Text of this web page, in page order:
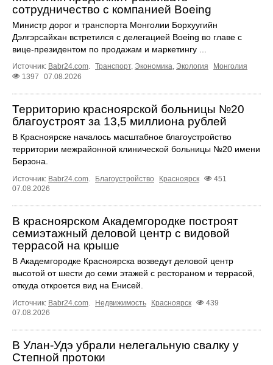
сотрудничество с компанией Boeing
Министр дорог и транспорта Монголии Борхуугийн
Дэлгэрсайхан встретился с делегацией Boeing во главе с
вице-президентом по продажам и маркетингу ...
Источник: Babr24.com. Транспорт, Экономика, Экология
Монголия
1397
07.08.2026
Территорию красноярской больницы №20
благоустроят за 13,5 миллиона рублей
В Красноярске началось масштабное благоустройство
территории межрайонной клинической больницы №20 имени
Берзона.
Источник: Babr24.com. Благоустройство Красноярск
451
07.08.2026
В красноярском Академгородке построят
семиэтажный деловой центр с видовой
террасой на крыше
В Академгородке Красноярска возведут деловой центр
высотой от шести до семи этажей с рестораном и террасой,
откуда откроется вид на Енисей.
Источник: Babr24.com. Недвижимость Красноярск
439
07.08.2026
В Улан-Удэ убрали нелегальную свалку у
Степной протоки